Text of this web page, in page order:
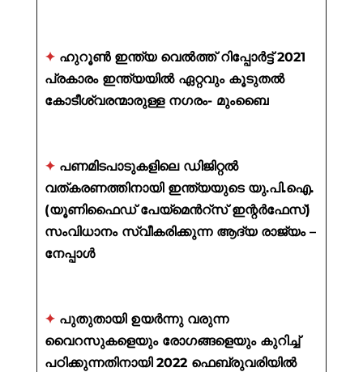
✦ ഹുറൂൺ ഇന്ത്യ വെൽത്ത് റിപ്പോർട്ട് 2021
പ്രകാരം ഇന്ത്യയിൽ ഏറ്റവും കൂടുതൽ
കോടീശ്വരന്മാരുള്ള നഗരം- മുംബൈ
✦ പണമിടപാടുകളിലെ ഡിജിറ്റൽ
വത്കരണത്തിനായി ഇന്ത്യയുടെ യു.പി.ഐ.
(യൂണിഫൈഡ് പേയ്മെൻറ്സ് ഇന്റർഫേസ്)
സംവിധാനം സ്വീകരിക്കുന്ന ആദ്യ രാജ്യം –
നേപ്പാൾ
✦ പുതുതായി ഉയർന്നു വരുന്ന
വൈറസുകളെയും രോഗങ്ങളെയും കുറിച്ച്
പഠിക്കുന്നതിനായി 2022 ഫെബ്രുവരിയിൽ